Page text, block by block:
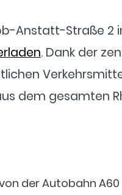
Anstatt-Straße 2
. Dank der
dem gesamten
der Autobahn A60